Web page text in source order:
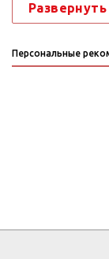
Развернуть
Персональные